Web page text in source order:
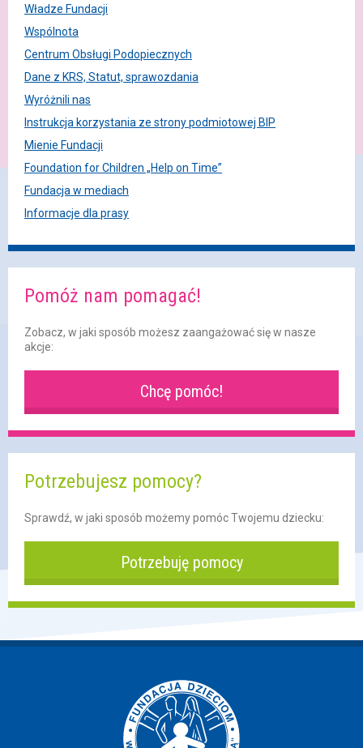
Władze Fundacji
Wspólnota
Centrum Obsługi Podopiecznych
Dane z KRS, Statut, sprawozdania
Wyróżnili nas
Instrukcja korzystania ze strony podmiotowej BIP
Mienie Fundacji
Foundation for Children „Help on Time”
Fundacja w mediach
Informacje dla prasy
Pomóż nam pomagać!
Zobacz, w jaki sposób możesz zaangażować się w nasze
akcje:
Chcę pomóc!
Potrzebujesz pomocy?
Sprawdź, w jaki sposób możemy pomóc Twojemu dziecku:
Potrzebuję pomocy